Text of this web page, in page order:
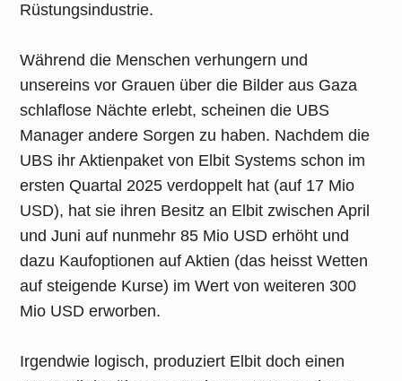
Rüstungsindustrie.
Während die Menschen verhungern und
unsereins vor Grauen über die Bilder aus Gaza
schlaflose Nächte erlebt, scheinen die UBS
Manager andere Sorgen zu haben. Nachdem die
UBS ihr Aktienpaket von Elbit Systems schon im
ersten Quartal 2025 verdoppelt hat (auf 17 Mio
USD), hat sie ihren Besitz an Elbit zwischen April
und Juni auf nunmehr 85 Mio USD erhöht und
dazu Kaufoptionen auf Aktien (das heisst Wetten
auf steigende Kurse) im Wert von weiteren 300
Mio USD erworben.
Irgendwie logisch, produziert Elbit doch einen